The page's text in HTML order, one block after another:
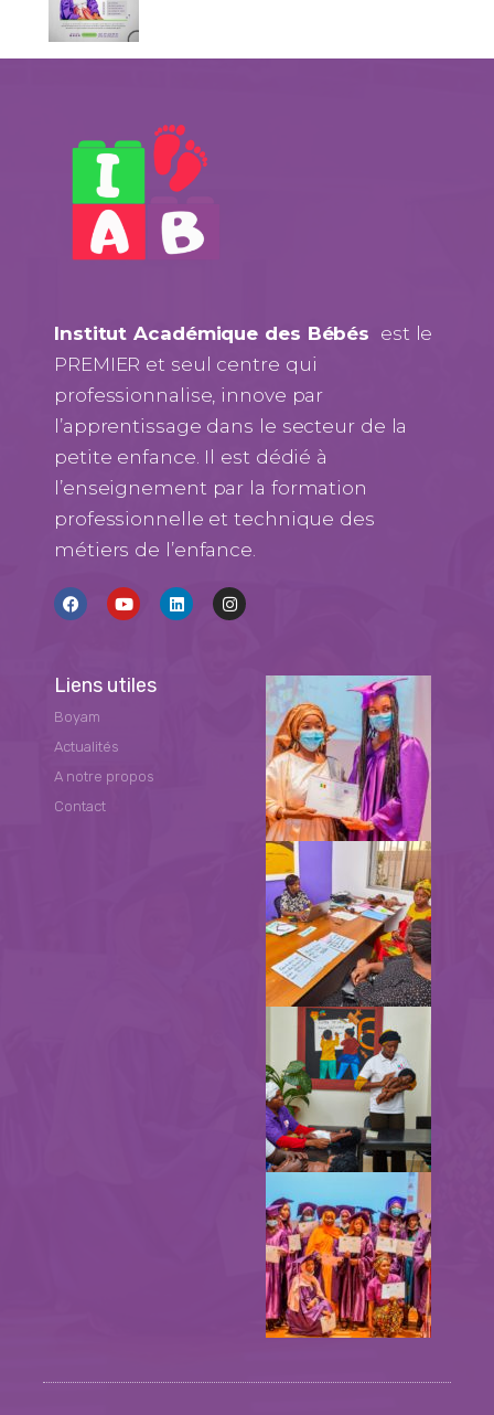
Institut Académique des Bébés est le
PREMIER et seul centre qui
professionnalise, innove par
l’apprentissage dans le secteur de la
petite enfance. Il est dédié à
l’enseignement par la formation
professionnelle et technique des
métiers de l’enfance.
Liens utiles
Boyam
Actualités
A notre propos
Contact